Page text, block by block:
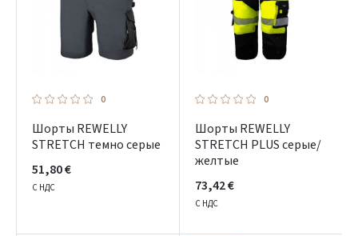
0
Шорты REWELLY
STRETCH темно серые
51,80 €
С НДС
0
Шорты REWELLY
STRETCH PLUS серые/
желтые
73,42 €
С НДС
Dar neturite paskyros? Registruokites